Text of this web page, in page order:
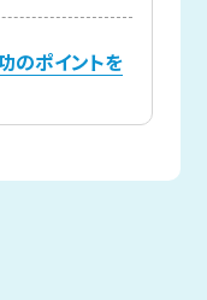
のポイントを